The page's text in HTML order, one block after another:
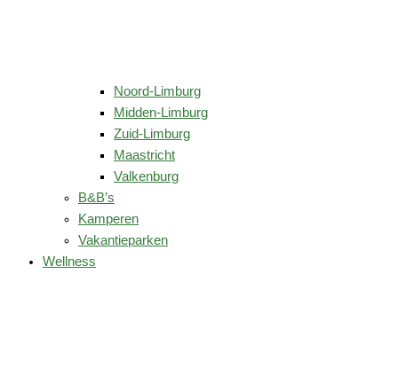
Noord-Limburg
Midden-Limburg
Zuid-Limburg
Maastricht
Valkenburg
B&B’s
Kamperen
Vakantieparken
Wellness